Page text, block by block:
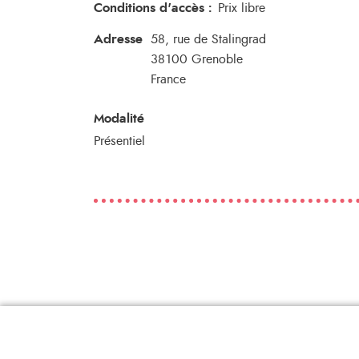
Conditions d'accès : Prix libre
Adresse
58, rue de Stalingrad
38100 Grenoble
France
Modalité
Présentiel